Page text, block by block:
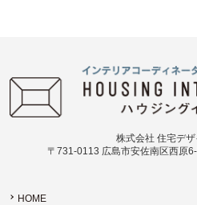
株式会社 住宅デ
〒731-0113 広島市安佐南区西原
HOME